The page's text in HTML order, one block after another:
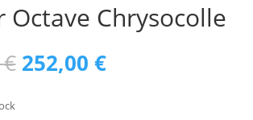
Octave Chrysocolle
€ Le
prix
252,00 €Le
prix